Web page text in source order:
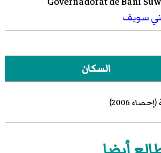
سويف
السكان
(إحصاء 2006)